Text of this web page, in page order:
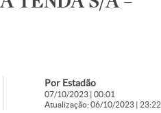
Por Estadão
07/10/2023 | 00:01
Atualização: 06/10/2023 | 23:22